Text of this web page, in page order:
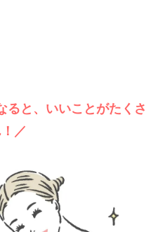
ると、いいことがたくさ
／